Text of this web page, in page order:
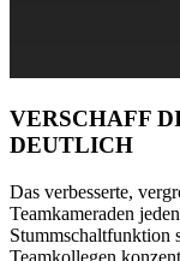
VERSCHAFF
DEUTLICH
Das verbesserte,
Teamkameraden
Stummschaltfunktion
Teamkollegen